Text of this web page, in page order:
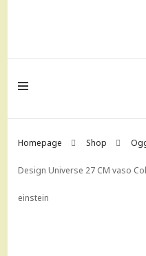
Homepage Shop
Design Universe 27 CM vaso
einstein